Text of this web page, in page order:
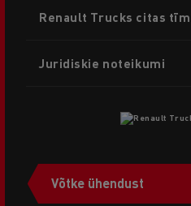
Renault Trucks citas
Juridiskie noteikumi
Võtke ühendust